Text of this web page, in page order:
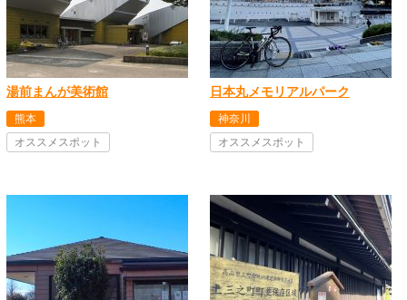
湯前まんが美術館
熊本
オススメスポット
日本丸メモリアルパーク
神奈川
オススメスポット